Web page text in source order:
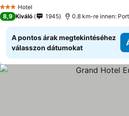
3 Kategória
Hotel
8,9 Kiváló 1945 0.8 km-re innen:
A pontos árak megtekintéséhez
válasszon dátumokat